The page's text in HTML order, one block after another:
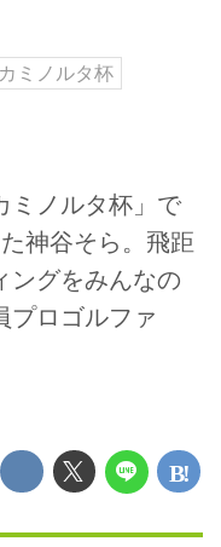
ミノルタ杯
ミノルタ杯」で
神谷そら。飛距
ングをみんなの
プロゴルファ